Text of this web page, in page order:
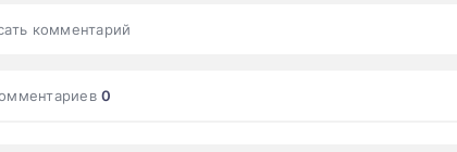
комментарий
0